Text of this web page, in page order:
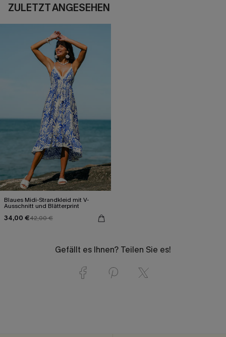
ZULETZT ANGESEHEN
Blaues Midi-Strandkleid mit V-
Ausschnitt und Blätterprint
34,00 €42,00 €
Gefällt es Ihnen? Teilen Sie es!